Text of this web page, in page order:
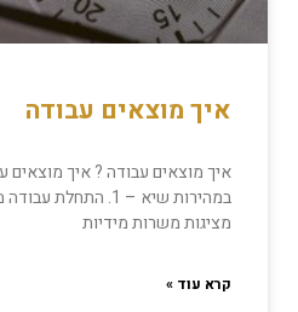
איך מוצאים עבודה
איך מוצאים עבודה ? איך
במהירות שיא – 1.
מציגות משרות מידיות
קרא עוד »